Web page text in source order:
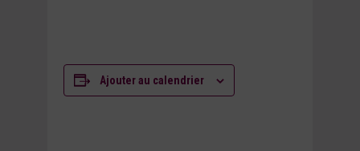
Ajouter au calendrier